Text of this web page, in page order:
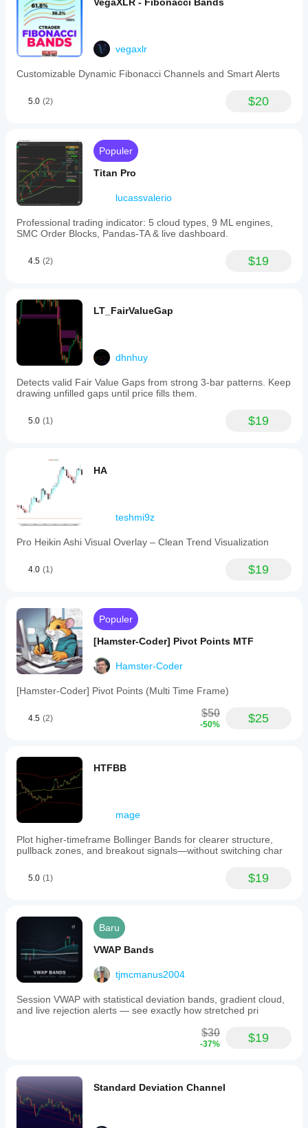
vegaxlr
Customizable Dynamic Fibonacci Channels and Smart Alerts
5.0 (2) $20
Populer
Titan Pro
lucassvalerio
Professional trading indicator: 5 cloud types, 9 ML engines,
SMC Order Blocks, Pandas-TA & live dashboard.
4.5 (2) $19
LT_FairValueGap
dhnhuy
Detects valid Fair Value Gaps from strong 3-bar patterns. Keep
drawing unfilled gaps until price fills them.
5.0 (1) $19
HA
teshmi9z
Pro Heikin Ashi Visual Overlay – Clean Trend Visualization
4.0 (1) $19
Populer
[Hamster-Coder] Pivot Points MTF
Hamster-Coder
[Hamster-Coder] Pivot Points (Multi Time Frame)
4.5 (2) $50
-50% $25
HTFBB
mage
Plot higher-timeframe Bollinger Bands for clearer structure,
pullback zones, and breakout signals—without switching char
5.0 (1) $19
Baru
VWAP Bands
tjmcmanus2004
Session VWAP with statistical deviation bands, gradient cloud,
and live rejection alerts — see exactly how stretched pri
$30
-37% $19
Standard Deviation Channel